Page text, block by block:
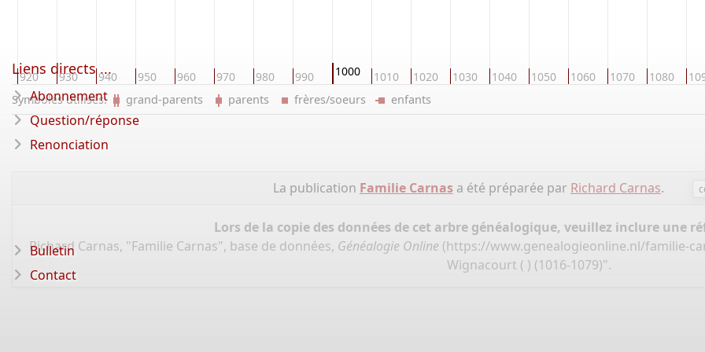
920 930 940 950 960 970 980 990 1000 1010 1020 1030 1040 1050 1060 1070 1080
Symboles utilisés: grand-parents parents frères/soeurs enfants
La publication Familie Carnasa été préparée par Richard Carnas.
Lors de la copie des données de cet arbre généalogique, veuillez inclure une
Richard Carnas, "Familie Carnas", base de données, Généalogie Online (https://www.genealogieonline.nl/familie-
Wignacourt ( ) (1016-1079)".
Liens directs ...
Abonnement
Question/réponse
Renonciation
Bulletin
Contact